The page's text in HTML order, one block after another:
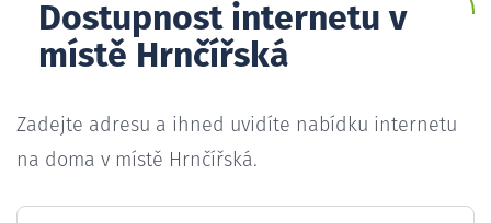
Dostupnost internetu v
místě Hrnčířská
Zadejte adresu a ihned uvidíte nabídku internetu
na doma v místě Hrnčířská.